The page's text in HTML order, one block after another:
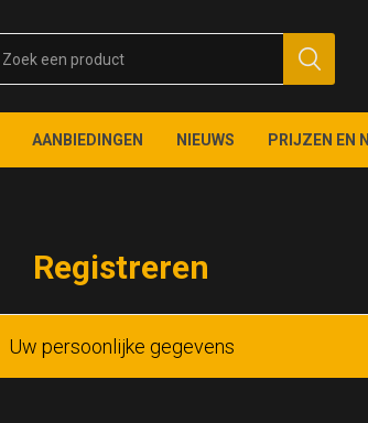
AANBIEDINGEN NIEUWS PRIJZEN EN
Registreren
Uw persoonlijke gegevens